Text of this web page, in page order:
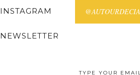
INSTAGRAM @AUTOURDECIA
NEWSLETTER